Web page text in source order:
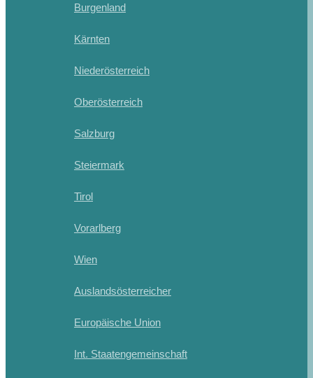
Burgenland
Kärnten
Niederösterreich
Oberösterreich
Salzburg
Steiermark
Tirol
Vorarlberg
Wien
Auslandsösterreicher
Europäische Union
Int. Staatengemeinschaft